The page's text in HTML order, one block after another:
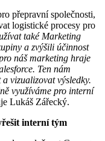
přepravní společnosti,
logistické procesy pro
také Marketing
a zvýšili účinnost
náš marketing hraje
Ten nám
vizualizovat výsledky.
využíváme pro interní
Lukáš Zářecký.
interní tým